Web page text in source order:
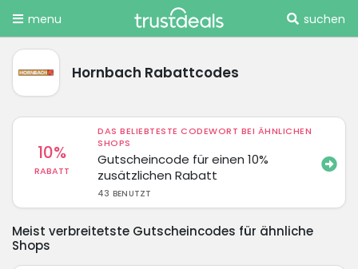
menu suchen
Hornbach Rabattcodes
10%
RABATT
DAS BELIEBTESTE CODEWORT BEI ÄHNLICHEN
SHOPS
Gutscheincode für einen 10%
zusätzlichen Rabatt
43 BENUTZT
Meist verbreitetste Gutscheincodes für ähnliche
Shops